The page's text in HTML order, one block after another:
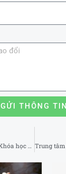
GỬI THÔNG TIN
Trung tâm võ thuật Khóa học MMA cho trẻ em uy tín tại Tân Phú TP Hồ Chí Minh